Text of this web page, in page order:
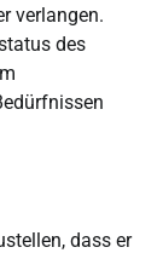
verlangen.
des
dass er